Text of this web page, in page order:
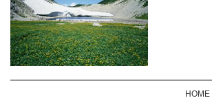
HOME|